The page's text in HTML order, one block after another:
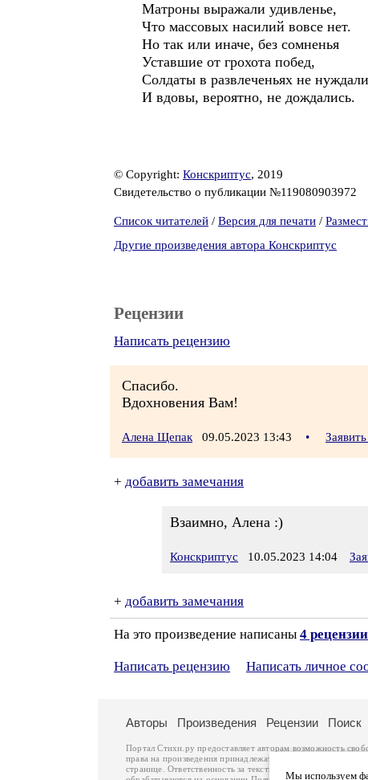
Матроны выражали удивленье,
Что массовых насилий вовсе нет.
Но так или иначе, без сомненья
Уставшие от грохота побед,
Солдаты в развлеченьях не
И вдовы, вероятно, не дождались.
© Copyright: Конскриптус, 2019
Свидетельство о публикации №119080903972
Список читателей / Версия для печати /
Другие произведения автора Конскриптус
Рецензии
Написать рецензию
Спасибо.
Вдохновения Вам!
Алена Щепак 09.05.2023 13:43 •
+ добавить замечания
Взаимно, Алена :)
Конскриптус 10.05.2023 14:04
+ добавить замечания
На это произведение написаны 4 рецензии
Написать рецензию Написать личное
Мы используем
Авторы Произведения Рецензии Поиск
Портал Стихи.ру предоставляет авторам возможность
права на произведения принадлежат авторам и охраняются
странице. Ответственность за тексты произведений авторы